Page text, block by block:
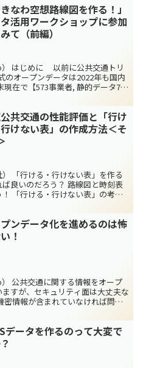
きなわ空想路線図を作る！」
活用ワークショップに参加
て（前編）
はじめに 以前に公共交通トリ
のオープンデータは2022年も国内
在で【573事業者, 静的データ718
共交通の性能評価と「行け
けない表」の作成方法＜そ
「行ける・行けない表」を作る
良いのだろう？ 路線図と時刻表
「行ける・行けない表」の考え
ンデータ化を進めるのは怖
！
公共交通に関する情報をオープ
すが、セキュリティ面は大丈夫な
情報が含まれていなければ問題
データを作るのって大変で